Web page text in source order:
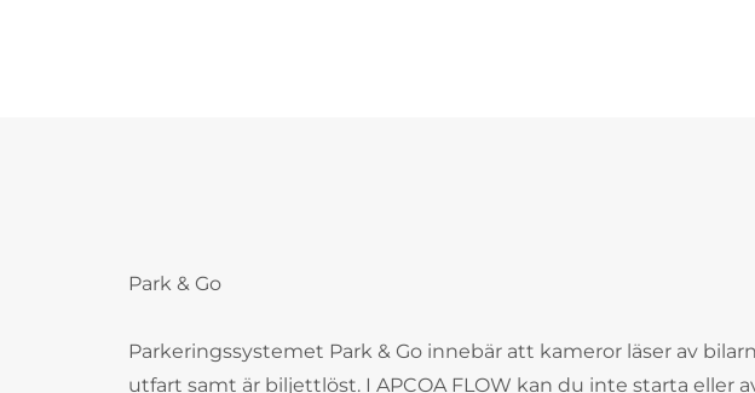
Park & Go
Parkeringssystemet Park & Go innebär att kameror läser av
utfart samt är biljettlöst. I APCOA FLOW kan du inte starta eller